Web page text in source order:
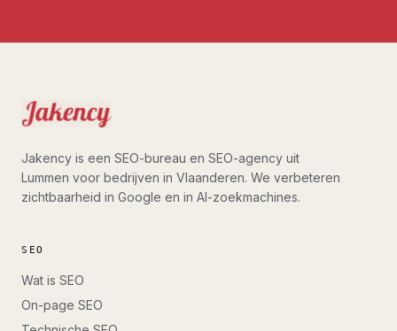
Jakency is een SEO-bureau en SEO-agency uit
Lummen voor bedrijven in Vlaanderen. We verbeteren
zichtbaarheid in Google en in AI-zoekmachines.
SEO
Wat is SEO
On-page SEO